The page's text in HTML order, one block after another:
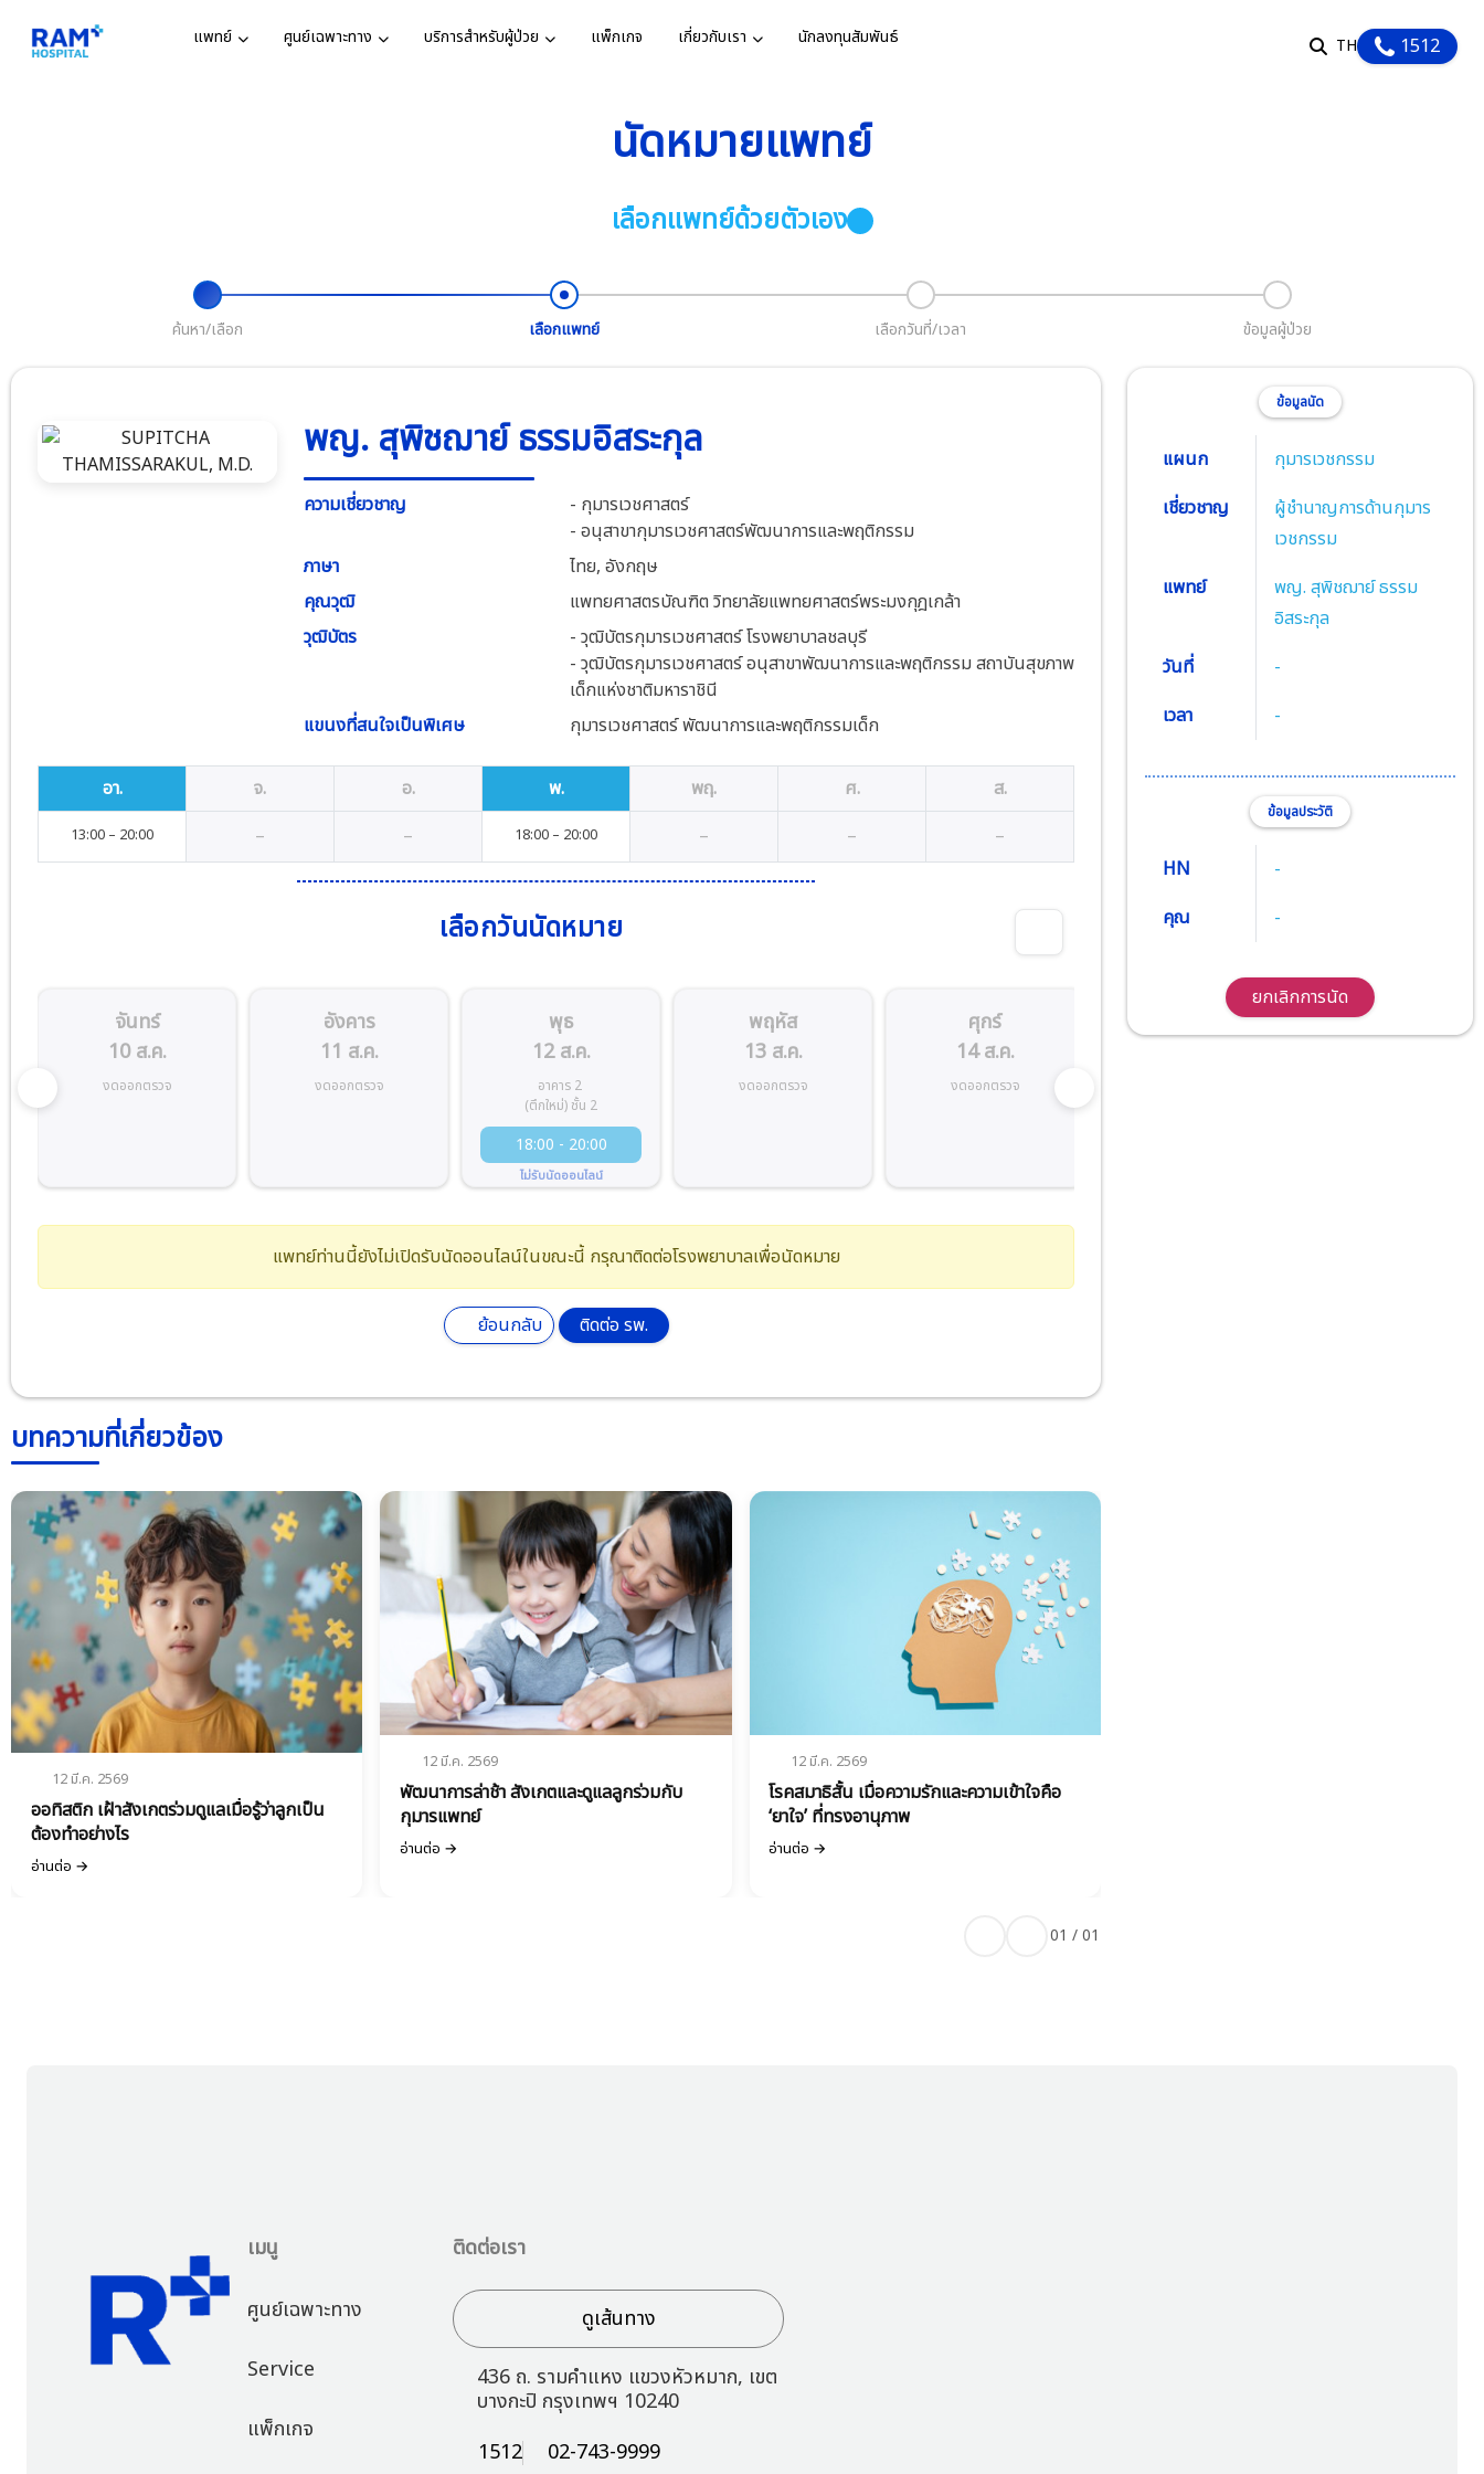
แพทย์ ศูนย์เฉพาะทาง บริการสำหรับผู้ป่วย แพ็กเกจ เกี่ยวกับเรา นักลงทุนสัมพันธ์
TH
1512
ประสาท
จมูก
ดูเพิ่มเติม
บริการอื่นๆ
ข่าวสารและกิจกรรม
เสียงจากผู้รับบริการ
วารสาร
บทความสุขภาพ
ตรวจสุขภาพลูกค้าองค์กร
ประกัน
นโยบายคุ้มครองข้อมูลส่วน
ติดต่อเรา
สมัครงาน
ตรวจสุขภาพ โรคมะเร็ง
นัดหมายแพทย์
เลือกแพทย์ด้วยตัวเอง
ค้นหา/เลือก เลือกแพทย์ เลือกวันที่/เวลา ข้อมูลผู้ป่วย
พญ. สุพิชฌาย์ ธรรมอิสระกุล
ความเชี่ยวชาญ
- กุมารเวชศาสตร์
- อนุสาขากุมารเวชศาสตร์พัฒนาการและพฤติกรรม
ภาษา
ไทย, อังกฤษ
คุณวุฒิ
แพทยศาสตรบัณฑิต วิทยาลัยแพทยศาสตร์พระมงกุฎเกล้า
วุฒิบัตร
- วุฒิบัตรกุมารเวชศาสตร์ โรงพยาบาลชลบุรี
- วุฒิบัตรกุมารเวชศาสตร์ อนุสาขาพัฒนาการและพฤติกรรม สถาบันสุขภาพ
เด็กแห่งชาติมหาราชินี
แขนงที่สนใจเป็นพิเศษ
กุมารเวชศาสตร์ พัฒนาการและพฤติกรรมเด็ก
อา. จ. อ. พ. พฤ. ศ. ส.
13:00 – 20:00 – – 18:00 – 20:00 – – –
เลือกวันนัดหมาย
จันทร์
10 ส.ค.
งดออกตรวจ
อังคาร
11 ส.ค.
งดออกตรวจ
พุธ
12 ส.ค.
อาคาร 2
(ตึกใหม่) ชั้น 2
18:00 - 20:00
ไม่รับนัดออนไลน์
พฤหัส
13 ส.ค.
งดออกตรวจ
ศุกร์
14 ส.ค.
งดออกตรวจ
แพทย์ท่านนี้ยังไม่เปิดรับนัดออนไลน์ในขณะนี้ กรุณาติดต่อโรงพยาบาลเพื่อนัดหมาย
ย้อนกลับ ติดต่อ รพ.
บทความที่เกี่ยวข้อง
12 มี.ค. 2569
ออทิสติก เฝ้าสังเกตร่วมดูแลเมื่อรู้ว่าลูกเป็น
ต้องทำอย่างไร
อ่านต่อ →
12 มี.ค. 2569
พัฒนาการล่าช้า สังเกตและดูแลลูกร่วมกับ
กุมารแพทย์
อ่านต่อ →
12 มี.ค. 2569
โรคสมาธิสั้น เมื่อความรักและความเข้าใจคือ
‘ยาใจ’ ที่ทรงอานุภาพ
อ่านต่อ →
01 / 01
ข้อมูลนัด
แผนก
กุมารเวชกรรม
เชี่ยวชาญ
ผู้ชำนาญการด้านกุมาร
เวชกรรม
แพทย์
พญ. สุพิชฌาย์ ธรรม
อิสระกุล
วันที่
-
เวลา
-
ข้อมูลประวัติ
HN
-
คุณ
-
ยกเลิกการนัด
เมนู
ศูนย์เฉพาะทาง
Service
แพ็กเกจ
ติดต่อเรา
ดูเส้นทาง
436 ถ. รามคำแหง แขวงหัวหมาก, เขต
บางกะปิ กรุงเทพฯ 10240
1512
02-743-9999